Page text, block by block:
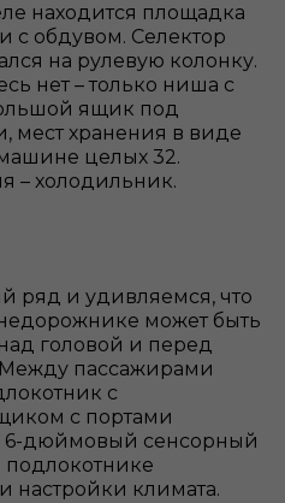
находится площадка
с обдувом. Селектор
на рулевую колонку.
нет – только ниша с
ящик под
мест хранения в виде
целых 32.
– холодильник.
ряд и удивляемся, что
может быть
головой и перед
пассажирами
с
с портами
6-дюймовый сенсорный
подлокотнике
настройки климата.